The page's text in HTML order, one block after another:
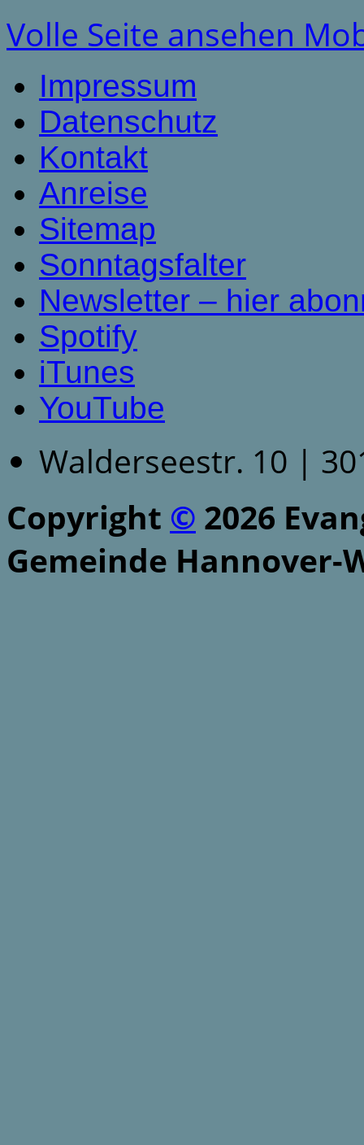
Volle Seite ansehen
Impressum
Datenschutz
Kontakt
Anreise
Sitemap
Sonntagsfalter
Newsletter – hier
Spotify
iTunes
YouTube
Walderseestr. 10 |
Copyright © 2026
Gemeinde Hannover-